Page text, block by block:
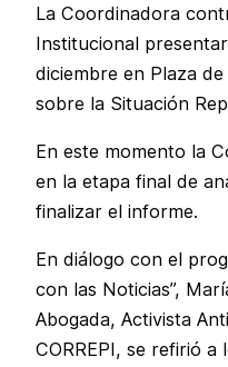
La Coordinadora
Institucional
diciembre en Plaza
sobre la Situación
En este momento la
en la etapa final de
finalizar el informe.
En diálogo con el
con las Noticias”,
Abogada, Activista
CORREPI, se refirió a